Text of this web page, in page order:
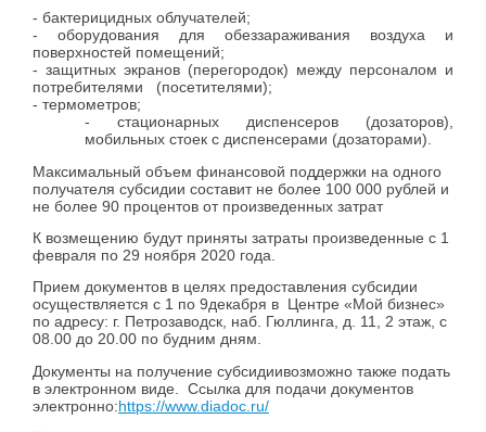
- бактерицидных облучателей;
- оборудования для обеззараживания воздуха и
поверхностей помещений;
- защитных экранов (перегородок) между персоналом и
потребителями (посетителями);
- термометров;
- стационарных диспенсеров (дозаторов),
мобильных стоек с диспенсерами (дозаторами).
Максимальный объем финансовой поддержки на одного
получателя субсидии составит не более 100 000 рублей и
не более 90 процентов от произведенных затрат
К возмещению будут приняты затраты произведенные с 1
февраля по 29 ноября 2020 года.
Прием документов в целях предоставления субсидии
осуществляется с 1 по 9декабря в Центре «Мой бизнес»
по адресу: г. Петрозаводск, наб. Гюллинга, д. 11, 2 этаж, с
08.00 до 20.00 по будним дням.
Документы на получение субсидиивозможно также подать
в электронном виде. Ссылка для подачи документов
электронно:https://www.diadoc.ru/